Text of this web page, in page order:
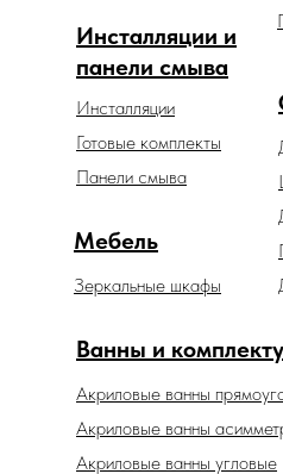
Ванны и
Акриловые ванны
Зеркальные шкафы
Мебель
Акриловые ванны
Акриловые ванны угловые
Инсталляции и
панели смыва
Инсталляции
Готовые комплекты
Панели смыва